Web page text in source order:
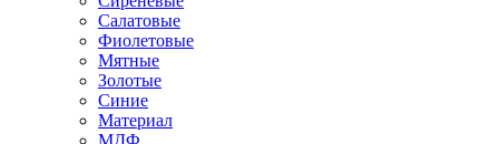
Салатовые
Фиолетовые
Мятные
Золотые
Синие
Материал
МДФ